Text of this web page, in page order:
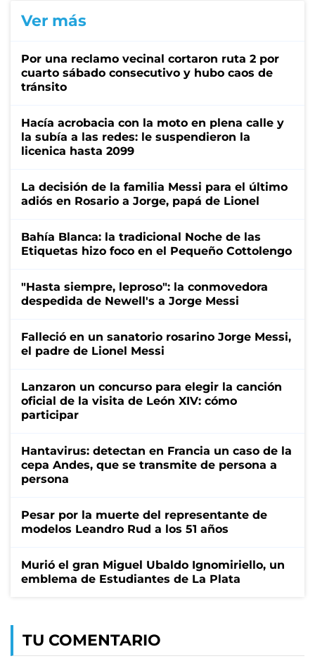
Ver más
Por una reclamo vecinal cortaron ruta 2 por
cuarto sábado consecutivo y hubo caos de
tránsito
Hacía acrobacia con la moto en plena calle y
la subía a las redes: le suspendieron la
licenica hasta 2099
La decisión de la familia Messi para el último
adiós en Rosario a Jorge, papá de Lionel
Bahía Blanca: la tradicional Noche de las
Etiquetas hizo foco en el Pequeño Cottolengo
"Hasta siempre, leproso": la conmovedora
despedida de Newell's a Jorge Messi
Falleció en un sanatorio rosarino Jorge Messi,
el padre de Lionel Messi
Lanzaron un concurso para elegir la canción
oficial de la visita de León XIV: cómo
participar
Hantavirus: detectan en Francia un caso de la
cepa Andes, que se transmite de persona a
persona
Pesar por la muerte del representante de
modelos Leandro Rud a los 51 años
Murió el gran Miguel Ubaldo Ignomiriello, un
emblema de Estudiantes de La Plata
TU COMENTARIO